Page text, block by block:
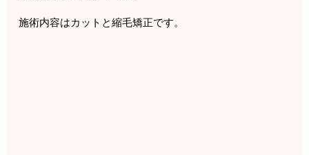
施術内容はカットと縮毛矯正です。